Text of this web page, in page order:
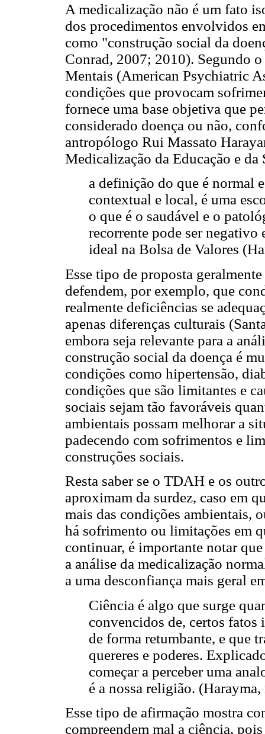
A medicalização não é um fato
dos procedimentos envolvidos
como "construção social da
Conrad, 2007; 2010). Segundo
Mentais (American Psychiatric
condições que provocam
fornece uma base objetiva que
considerado doença ou não,
antropólogo Rui Massato
Medicalização da Educação e
a definição do que é normal
contextual e local, é uma
o que é o saudável e o
recorrente pode ser negativo
ideal na Bolsa de Valores
Esse tipo de proposta
defendem, por exemplo, que
realmente deficiências se
apenas diferenças culturais
embora seja relevante para a
construção social da doença é
condições como hipertensão,
condições que são limitantes e
sociais sejam tão favoráveis
ambientais possam melhorar a
padecendo com sofrimentos e
construções sociais.
Resta saber se o TDAH e os
aproximam da surdez, caso em
mais das condições ambientais,
há sofrimento ou limitações em
continuar, é importante notar
a análise da medicalização
a uma desconfiança mais geral
Ciência é algo que surge
convencidos de, certos fatos
de forma retumbante, e que
quereres e poderes.
começar a perceber uma
é a nossa religião. (Harayma,
Esse tipo de afirmação mostra
compreendem mal a ciência,